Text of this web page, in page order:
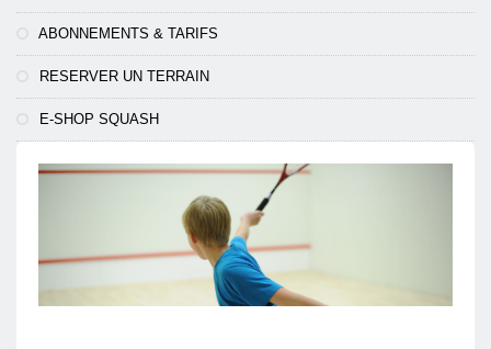
ABONNEMENTS & TARIFS
RESERVER UN TERRAIN
E-SHOP SQUASH